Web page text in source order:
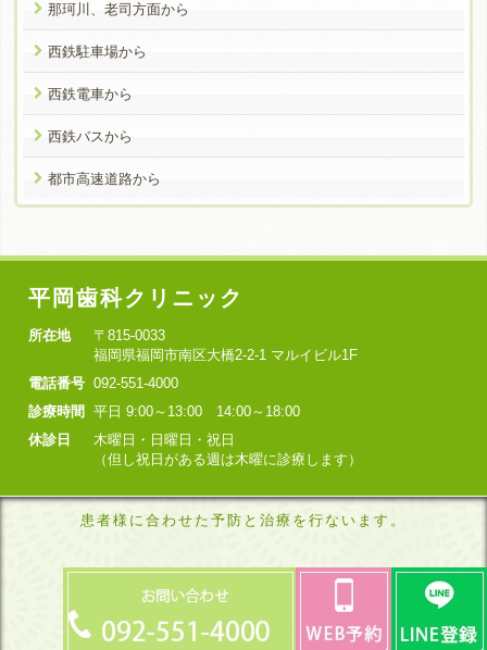
那珂川、老司方面から
西鉄駐車場から
西鉄電車から
西鉄バスから
都市高速道路から
平岡歯科クリニック
所在地
〒815-0033
福岡県福岡市南区大橋2-2-1 マルイビル1F
電話番号 092-551-4000
診療時間 平日 9:00～13:00 14:00～18:00
休診日
木曜日・日曜日・祝日
（但し祝日がある週は木曜に診療します）
患者様に合わせた予防と治療を行ないます。